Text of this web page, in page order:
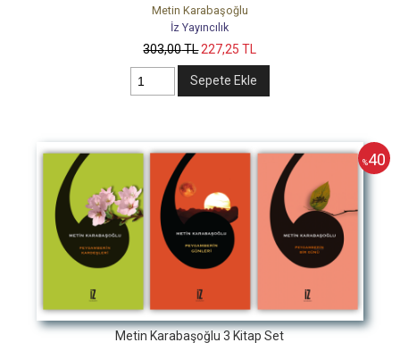
Metin Karabaşoğlu
İz Yayıncılık
303,00TL227,25 TL
Sepete Ekle
%40
Metin Karabaşoğlu 3 Kitap Set